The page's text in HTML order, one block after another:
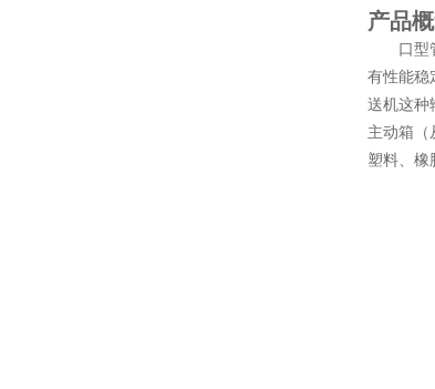
产品
口型管
有性能稳
送机这种
主动箱（
塑料、橡